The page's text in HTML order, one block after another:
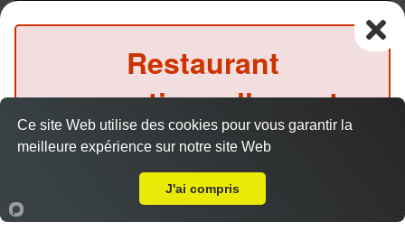
Menu V1 - Gyoza
14.50 €
6 gyozas, 8 California saumon avocat, 1 soupe et 1
salade.
Accueil Panier Compte
Restaurant
exceptionnellement
fermé ce soir
(Précommande possible)
Ce site Web utilise des cookies pour vous garantir la
meilleure expérience sur notre site Web
J'ai compris